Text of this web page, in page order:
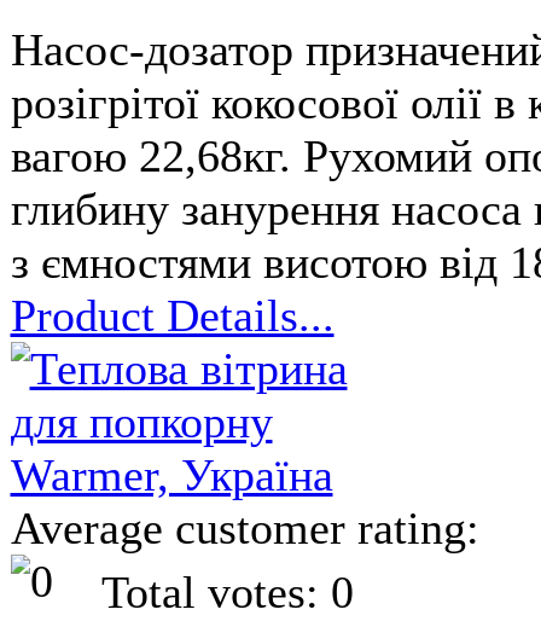
Насос-дозатор
розігрітої кокосової олії
вагою 22,68кг. Рухомий
глибину занурення насоса
з ємностями висотою від
Product Details...
Average customer rating:
Total votes: 0